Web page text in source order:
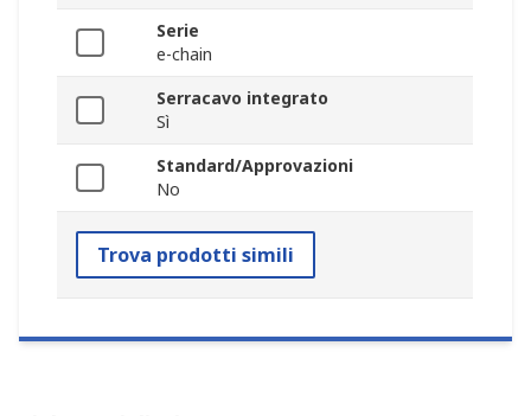
Serie
e-chain
Serracavo integrato
Sì
Standard/Approvazioni
No
Trova prodotti simili